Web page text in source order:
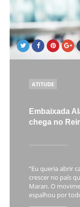
POSTED
ATITUDE
Embaixada
chega no
“Eu queria abrir
crescer no país
Maran. O
espalhou por